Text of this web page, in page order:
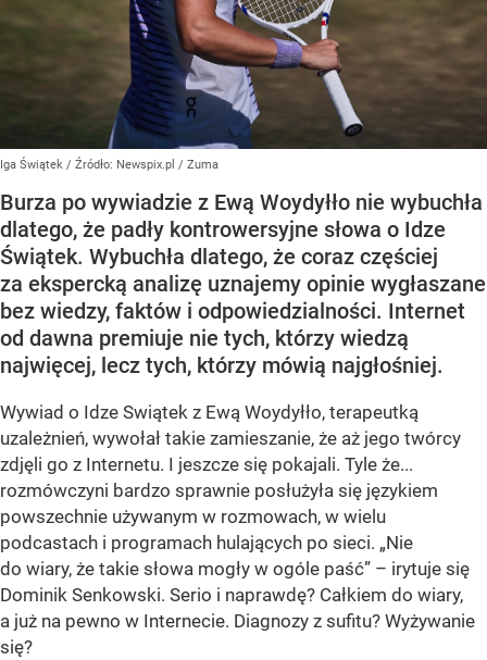
Iga Świątek / Źródło: Newspix.pl / Zuma
Burza po wywiadzie z Ewą Woydyłło nie wybuchła
dlatego, że padły kontrowersyjne słowa o Idze
Świątek. Wybuchła dlatego, że coraz częściej
za ekspercką analizę uznajemy opinie wygłaszane
bez wiedzy, faktów i odpowiedzialności. Internet
od dawna premiuje nie tych, którzy wiedzą
najwięcej, lecz tych, którzy mówią najgłośniej.
Wywiad o Idze Swiątek z Ewą Woydyłło, terapeutką
uzależnień, wywołał takie zamieszanie, że aż jego twórcy
zdjęli go z Internetu. I jeszcze się pokajali. Tyle że...
rozmówczyni bardzo sprawnie posłużyła się językiem
powszechnie używanym w rozmowach, w wielu
podcastach i programach hulających po sieci. „Nie
do wiary, że takie słowa mogły w ogóle paść” – irytuje się
Dominik Senkowski. Serio i naprawdę? Całkiem do wiary,
a już na pewno w Internecie. Diagnozy z sufitu? Wyżywanie
się?